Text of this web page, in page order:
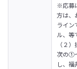
※応募
方は、
ライン
ル、等
（２
次の①
し、